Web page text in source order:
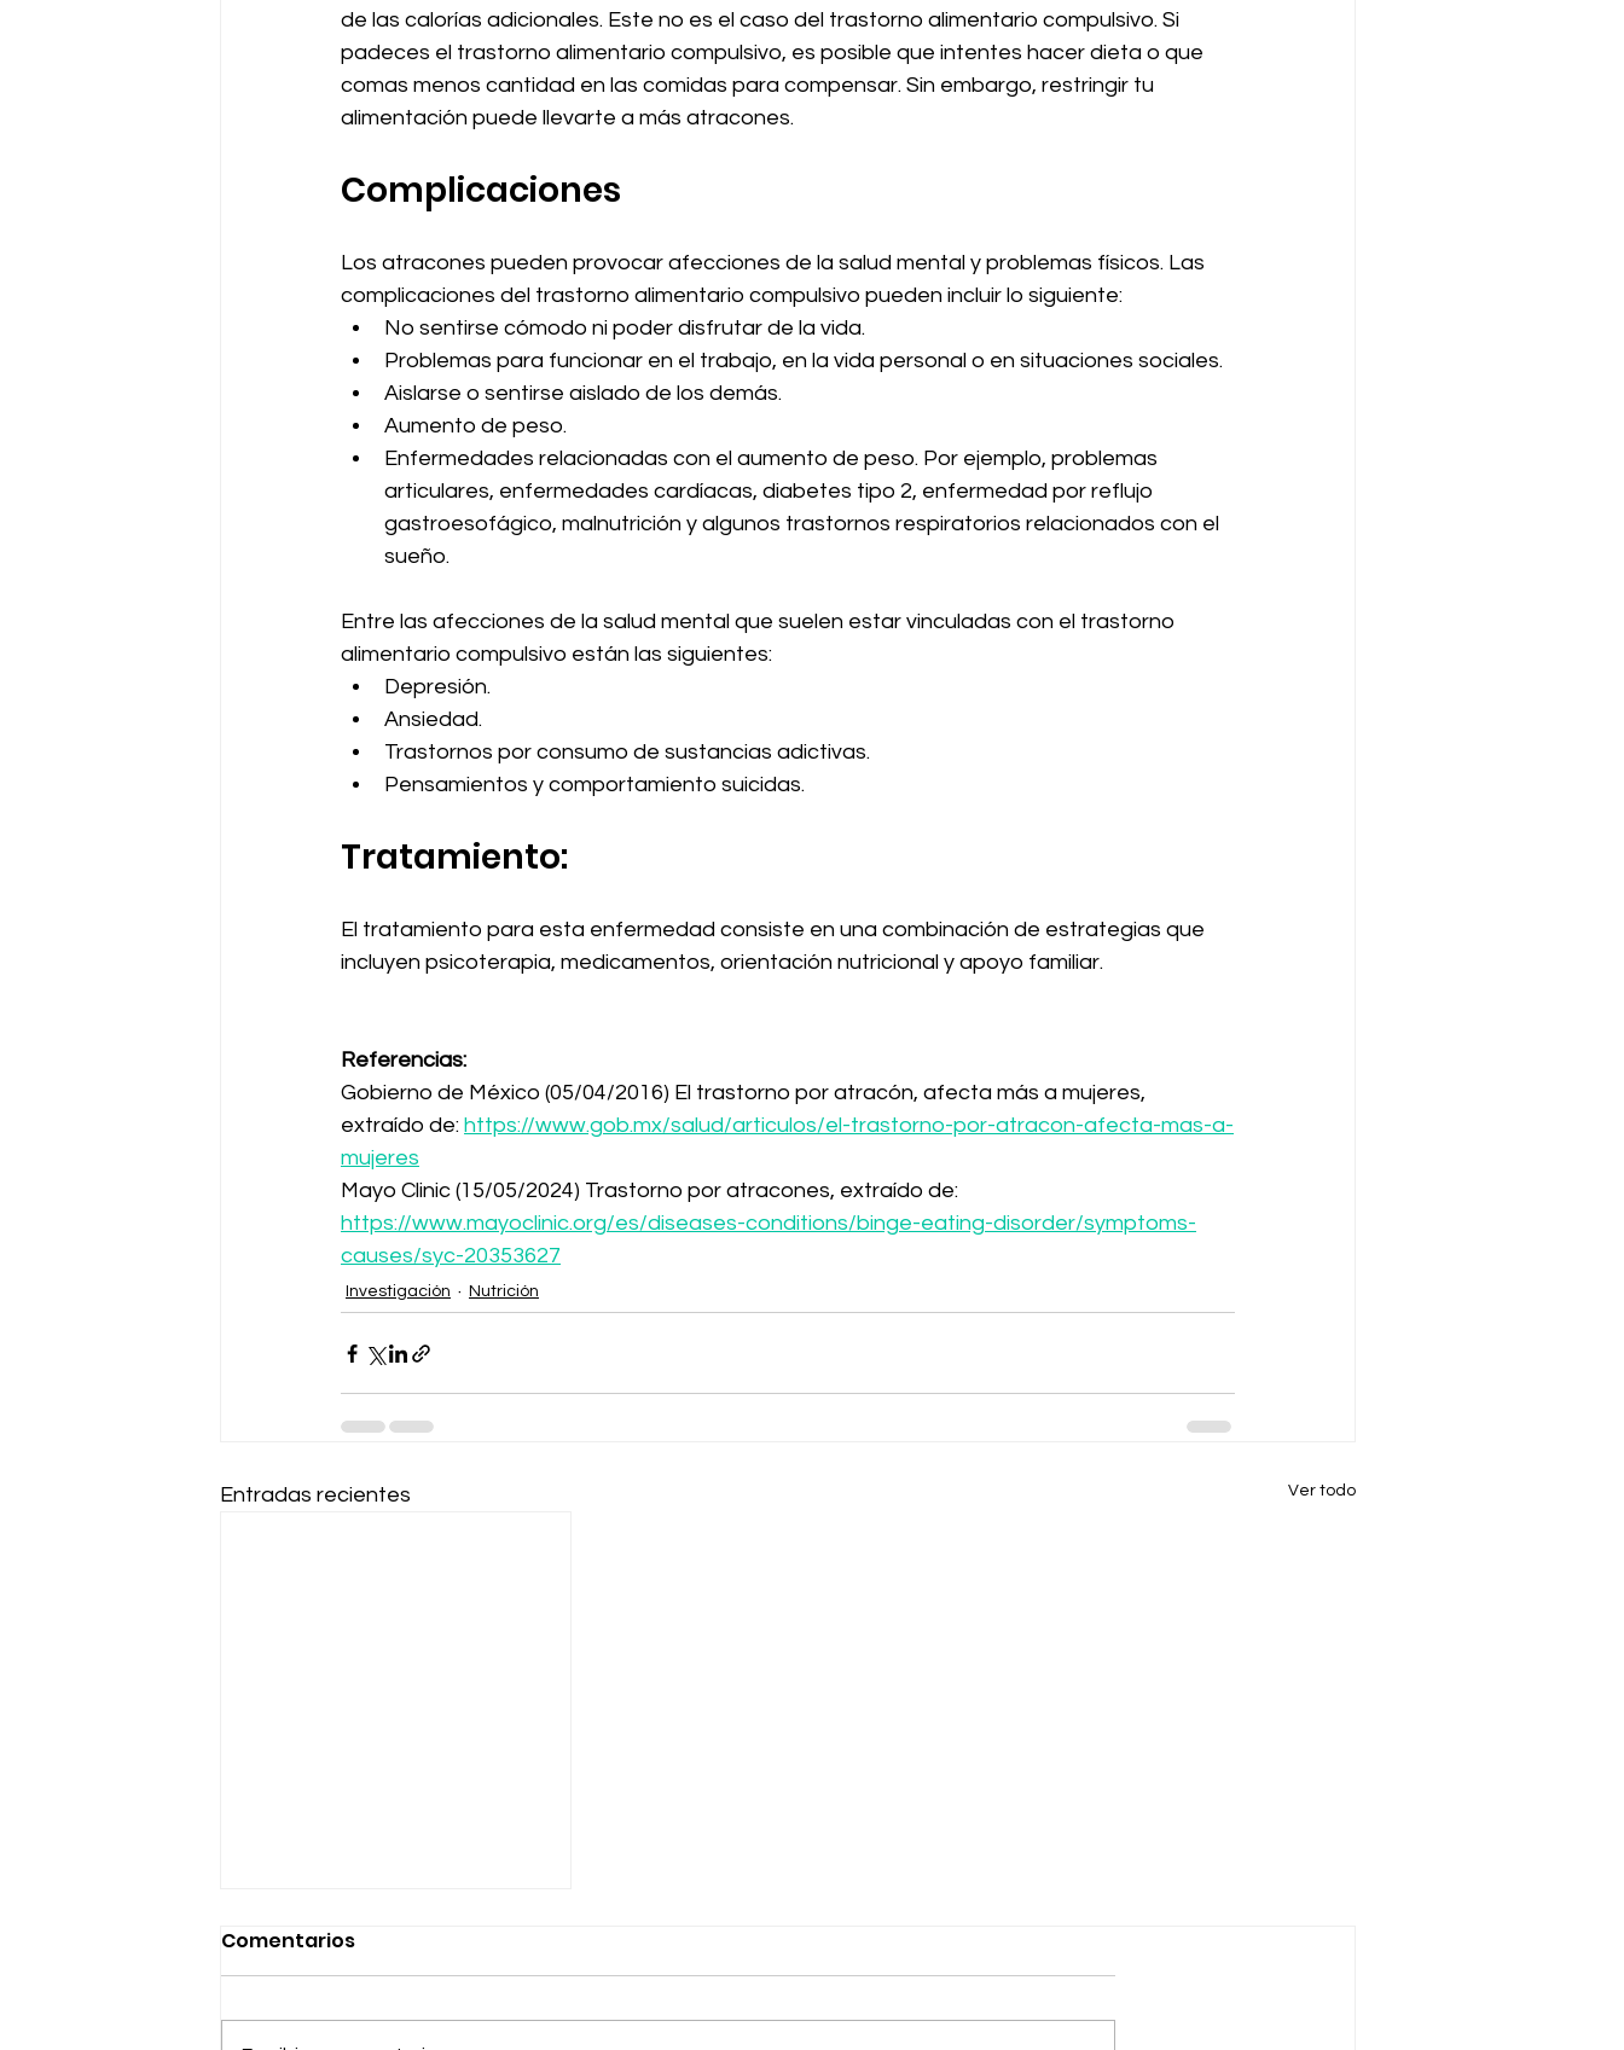
de las calorías adicionales. Este no es el caso del trastorno alimentario compulsivo. Si
padeces el trastorno alimentario compulsivo, es posible que intentes hacer dieta o que
comas menos cantidad en las comidas para compensar. Sin embargo, restringir tu
alimentación puede llevarte a más atracones.
Complicaciones
Los atracones pueden provocar afecciones de la salud mental y problemas físicos. Las
complicaciones del trastorno alimentario compulsivo pueden incluir lo siguiente:
No sentirse cómodo ni poder disfrutar de la vida.
Problemas para funcionar en el trabajo, en la vida personal o en situaciones sociales.
Aislarse o sentirse aislado de los demás.
Aumento de peso.
Enfermedades relacionadas con el aumento de peso. Por ejemplo, problemas
articulares, enfermedades cardíacas, diabetes tipo 2, enfermedad por reflujo
gastroesofágico, malnutrición y algunos trastornos respiratorios relacionados con el
sueño.
Entre las afecciones de la salud mental que suelen estar vinculadas con el trastorno
alimentario compulsivo están las siguientes:
Depresión.
Ansiedad.
Trastornos por consumo de sustancias adictivas.
Pensamientos y comportamiento suicidas.
Tratamiento:
El tratamiento para esta enfermedad consiste en una combinación de estrategias que
incluyen psicoterapia, medicamentos, orientación nutricional y apoyo familiar.
Referencias:
Gobierno de México (05/04/2016) El trastorno por atracón, afecta más a mujeres,
extraído de: https://www.gob.mx/salud/articulos/el-trastorno-por-atracon-afecta-mas-a-
mujeres
Mayo Clinic (15/05/2024) Trastorno por atracones, extraído de:
https://www.mayoclinic.org/es/diseases-conditions/binge-eating-disorder/symptoms-
causes/syc-20353627
Investigación Nutrición
Entradas recientes Ver todo
Comentarios